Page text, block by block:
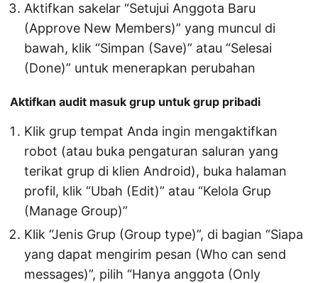
Aktifkan sakelar “Setujui Anggota Baru
(Approve New Members)” yang muncul di
bawah, klik “Simpan (Save)” atau “Selesai
(Done)” untuk menerapkan perubahan
Aktifkan audit masuk grup untuk grup pribadi
Klik grup tempat Anda ingin mengaktifkan
robot (atau buka pengaturan saluran yang
terikat grup di klien Android), buka halaman
profil, klik “Ubah (Edit)” atau “Kelola Grup
(Manage Group)”
Klik “Jenis Grup (Group type)”, di bagian “Siapa
yang dapat mengirim pesan (Who can send
messages)”, pilih “Hanya anggota (Only